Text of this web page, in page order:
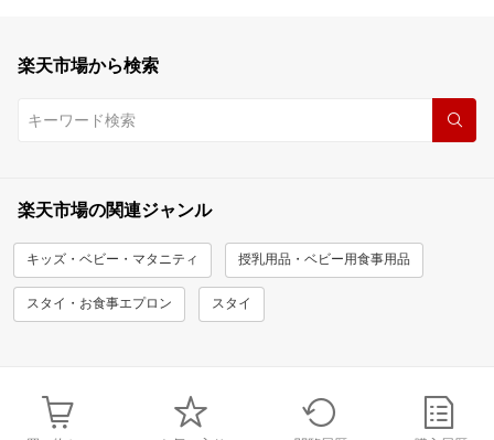
楽天市場から検索
楽天市場の関連ジャンル
キッズ・ベビー・マタニティ 授乳用品・ベビー用食事用品
スタイ・お食事エプロン スタイ